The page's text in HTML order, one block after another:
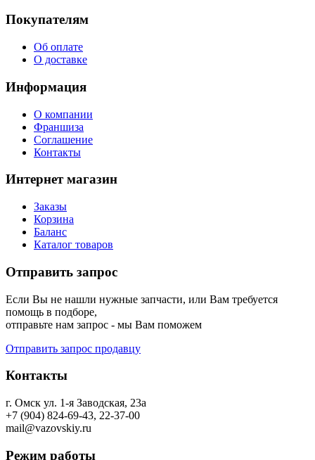
Покупателям
Об оплате
О доставке
Информация
О компании
Франшиза
Соглашение
Контакты
Интернет магазин
Заказы
Корзина
Баланс
Каталог товаров
Отправить запрос
Если Вы не нашли нужные запчасти, или Вам требуется
помощь в подборе,
отправьте нам запрос - мы Вам поможем
Отправить запрос продавцу
Контакты
г. Омск ул. 1-я Заводская, 23а
+7 (904) 824-69-43, 22-37-00
mail@vazovskiy.ru
Режим работы